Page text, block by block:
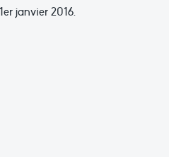
janvier 2016.